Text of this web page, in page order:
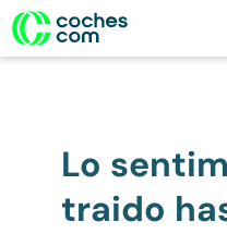
Lo
traido